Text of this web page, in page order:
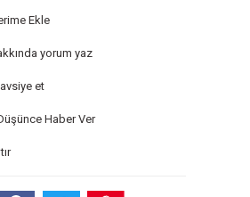
yorum yaz
et
Haber Ver